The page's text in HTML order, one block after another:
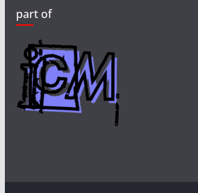
part of